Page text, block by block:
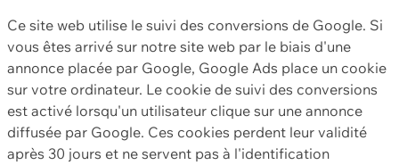
Ce site web utilise le suivi des conversions de Google. Si
vous êtes arrivé sur notre site web par le biais d'une
annonce placée par Google, Google Ads place un cookie
sur votre ordinateur. Le cookie de suivi des conversions
est activé lorsqu'un utilisateur clique sur une annonce
diffusée par Google. Ces cookies perdent leur validité
après 30 jours et ne servent pas à l'identification